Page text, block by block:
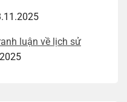
luận về lịch sử